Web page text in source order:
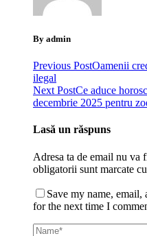
By admin
Previous PostOamenii
ilegal
Next PostCe aduce
decembrie 2025 pentru
Lasă un răspuns
Adresa ta de email nu va
obligatorii sunt marcate cu
Save my name,
for the next time I